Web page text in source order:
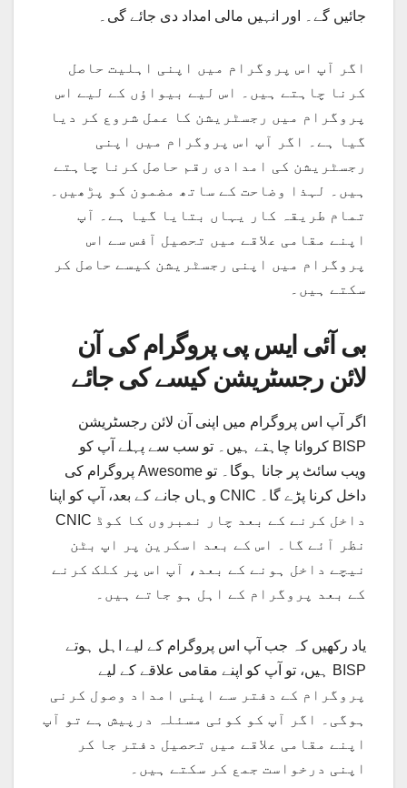
جائیں گے۔ اور انہیں مالی امداد دی جائے گی۔
اگر آپ اس پروگرام میں اپنی اہلیت حاصل
کرنا چاہتے ہیں۔ اس لیے بیواؤں کے لیے اس
پروگرام میں رجسٹریشن کا عمل شروع کر دیا
گیا ہے۔ اگر آپ اس پروگرام میں اپنی
رجسٹریشن کی امدادی رقم حاصل کرنا چاہتے
ہیں۔ لہذا وضاحت کے ساتھ مضمون کو پڑھیں۔
تمام طریقہ کار یہاں بتایا گیا ہے۔ آپ
اپنے مقامی علاقے میں تحصیل آفس سے اس
پروگرام میں اپنی رجسٹریشن کیسے حاصل کر
سکتے ہیں۔
بی آئی ایس پی پروگرام کی آن
لائن رجسٹریشن کیسے کی جائے
اگر آپ اس پروگرام میں اپنی آن لائن رجسٹریشن
کروانا چاہتے ہیں۔ تو سب سے پہلے آپ کو BISP
پروگرام کی Awesome ویب سائٹ پر جانا ہوگا۔ تو
وہاں جانے کے بعد، آپ کو اپنا CNIC داخل کرنا پڑے گا۔
CNIC داخل کرنے کے بعد چار نمبروں کا کوڈ
نظر آئے گا۔ اس کے بعد اسکرین پر اپ بٹن
نیچے داخل ہونے کے بعد، آپ اس پر کلک کرنے
کے بعد پروگرام کے اہل ہو جاتے ہیں۔
یاد رکھیں کہ جب آپ اس پروگرام کے لیے اہل ہوتے
ہیں، تو آپ کو اپنے مقامی علاقے کے لیے BISP
پروگرام کے دفتر سے اپنی امداد وصول کرنی
ہوگی۔ اگر آپ کو کوئی مسئلہ درپیش ہے تو آپ
اپنے مقامی علاقے میں تحصیل دفتر جا کر
اپنی درخواست جمع کر سکتے ہیں۔